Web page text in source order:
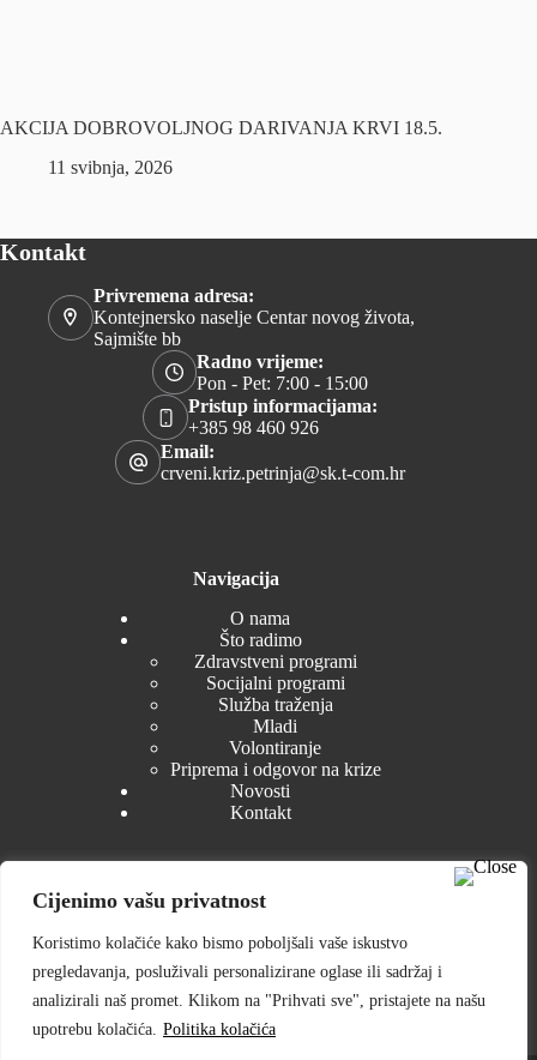
Cijenimo vašu privatnost
Koristimo kolačiće kako bismo poboljšali vaše iskustvo
pregledavanja, posluživali personalizirane oglase ili sadržaj i
analizirali naš promet. Klikom na "Prihvati sve", pristajete na našu
upotrebu kolačića. Politika kolačića
AKCIJA DOBROVOLJNOG DARIVANJA KRVI 18.5.
11 svibnja, 2026
Kontakt
Privremena adresa:
Kontejnersko naselje Centar novog života,
Sajmište bb
Radno vrijeme:
Pon - Pet: 7:00 - 15:00
Pristup informacijama:
+385 98 460 926
Email:
crveni.kriz.petrinja@sk.t-com.hr
Navigacija
O nama
Što radimo
Zdravstveni programi
Socijalni programi
Služba traženja
Mladi
Volontiranje
Priprema i odgovor na krize
Novosti
Kontakt
Zakonski akti
Tijela GDCK Petrinja
Izvješća i planovi
Nabava
Pristup informacijama